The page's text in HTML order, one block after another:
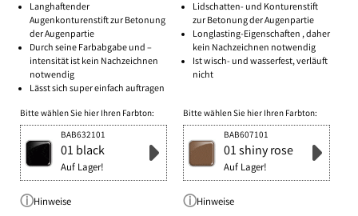
Langhaftender
Augenkonturenstift zur Betonung
der Augenpartie
Durch seine Farbabgabe und –
intensität ist kein Nachzeichnen
notwendig
Lässt sich super einfach auftragen
Bitte wählen Sie hier Ihren Farbton:
BAB632101
01 black
Auf Lager!
Hinweise
Lidschatten- und Konturenstift
zur Betonung der Augenpartie
Longlasting-Eigenschaften , daher
kein Nachzeichnen notwendig
Ist wisch- und wasserfest, verläuft
nicht
Bitte wählen Sie hier Ihren Farbton:
BAB607101
01 shiny rose
Auf Lager!
Hinweise